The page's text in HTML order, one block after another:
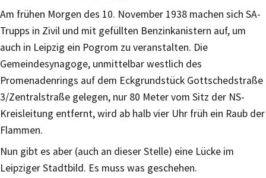
Am frühen Morgen des 10. November 1938 machen sich SA-
Trupps in Zivil und mit gefüllten Benzinkanistern auf, um
auch in Leipzig ein Pogrom zu veranstalten. Die
Gemeindesynagoge, unmittelbar westlich des
Promenadenrings auf dem Eckgrundstück Gottschedstraße
3/Zentralstraße gelegen, nur 80 Meter vom Sitz der NS-
Kreisleitung entfernt, wird ab halb vier Uhr früh ein Raub der
Flammen.
Nun gibt es aber (auch an dieser Stelle) eine Lücke im
Leipziger Stadtbild. Es muss was geschehen.